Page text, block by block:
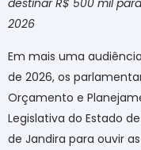
destinar R$ 500 mil
2026
Em mais uma
de 2026, os
Orçamento e
Legislativa do Estado
de Jandira para ouvir